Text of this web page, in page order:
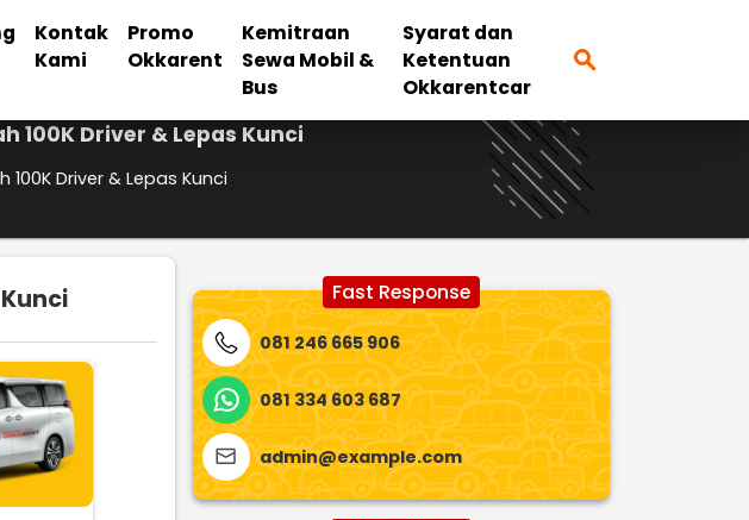
Kontak
Kami
Promo
Okkarent
Kemitraan
Sewa Mobil &
Bus
Syarat dan
Ketentuan
Okkarentcar
search
100K Driver & Lepas Kunci
Driver & Lepas Kunci
Fast Response
081 246 665 906
081 334 603 687
admin@example.com